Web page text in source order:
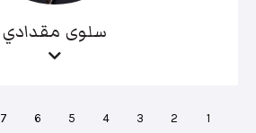
سلوى مقدادي
1
2
3
4
5
6
7